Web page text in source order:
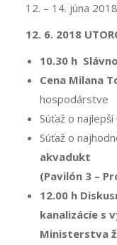
12. – 14. júna
12. 6. 2018
10.30 h
Cena Milana
hospodárstve
Súťaž o
Súťaž o
akvadukt
(Pavilón 3 –
12.00 h
kanalizácie s
Ministerstva